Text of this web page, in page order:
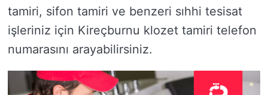
tamiri, sifon tamiri ve benzeri sıhhi tesisat
işleriniz için Kireçburnu klozet tamiri telefon
numarasını arayabilirsiniz.